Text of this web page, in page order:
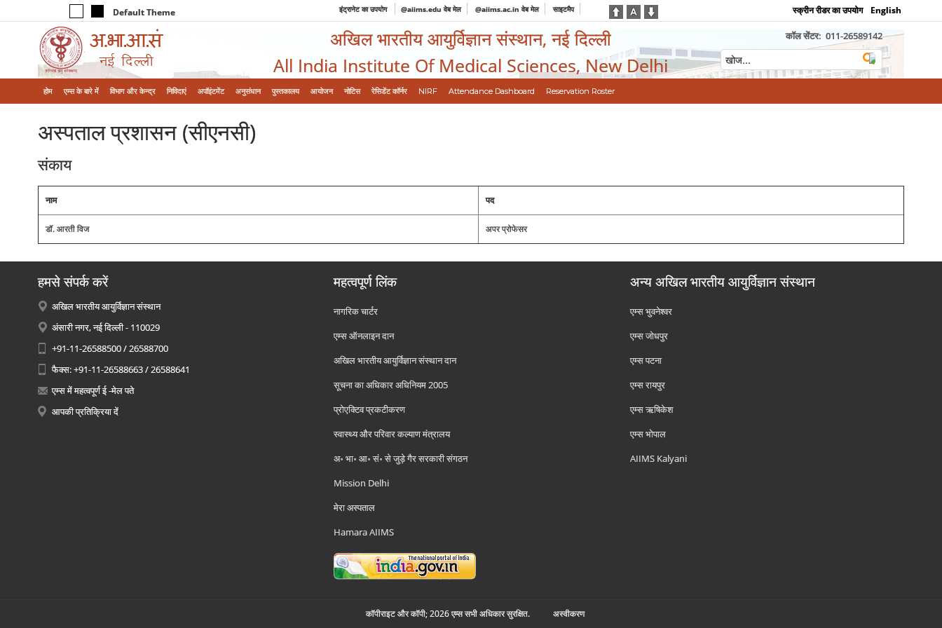
Default Theme इंट्रानेट का उपयोग @aiims.edu वेब मेल @aiims.ac.in वेब मेल साइटमैप स्क्रीन रीडर का उपयोग English
अखिल भारतीय आयुर्विज्ञान संस्थान, नई दिल्ली
All India Institute Of Medical Sciences, New Delhi
कॉल सेंटर: 011-26589142
होम एम्‍स के बारे में विभाग और केन्‍द्र निविदाएं अपॉइंटमेंट अनुसंधान पुस्तकालय आयोजन नोटिस रेसिडेंट कॉर्नर NIRF Attendance Dashboard Reservation Roster
अस्‍पताल प्रशासन (सीएनसी)
संकाय
नाम पद
डॉ. आरती विज अपर प्रोफेसर
हमसे संपर्क करें
अखिल भारतीय आयुर्विज्ञान संस्थान
अंसारी नगर, नई दिल्ली - 110029
+91-11-26588500 / 26588700
फैक्स: +91-11-26588663 / 26588641
एम्स में महत्वपूर्ण ई -मेल पते
आपकी प्रतिक्रिया दें
महत्वपूर्ण लिंक
नागरिक चार्टर
एम्स ऑनलाइन दान
अखिल भारतीय आयुर्विज्ञान संस्थान दान
सूचना का अधिकार अधिनियम 2005
प्रोएक्टिव प्रकटीकरण
स्वास्थ्य और परिवार कल्याण मंत्रालय
अ॰ भा॰ आ॰ सं॰ से जुड़े गैर सरकारी संगठन
Mission Delhi
मेरा अस्पताल
Hamara AIIMS
अन्य अखिल भारतीय आयुर्विज्ञान संस्थान
एम्‍स भुवनेश्वर
एम्‍स जोधपुर
एम्‍स पटना
एम्‍स रायपुर
एम्‍स ऋषिकेश
एम्‍स भोपाल
AIIMS Kalyani
कॉपीराइट और कॉपी; 2026 एम्स सभी अधिकार सुरक्षित. अस्‍वीकरण